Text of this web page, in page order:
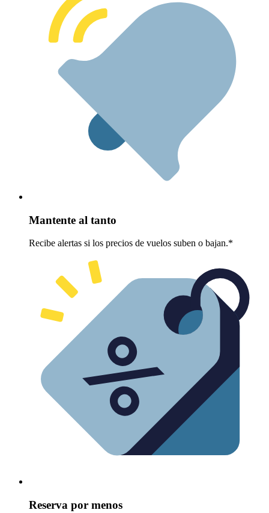
Mantente al tanto
Recibe alertas si los precios de vuelos suben o bajan.*
Reserva por menos